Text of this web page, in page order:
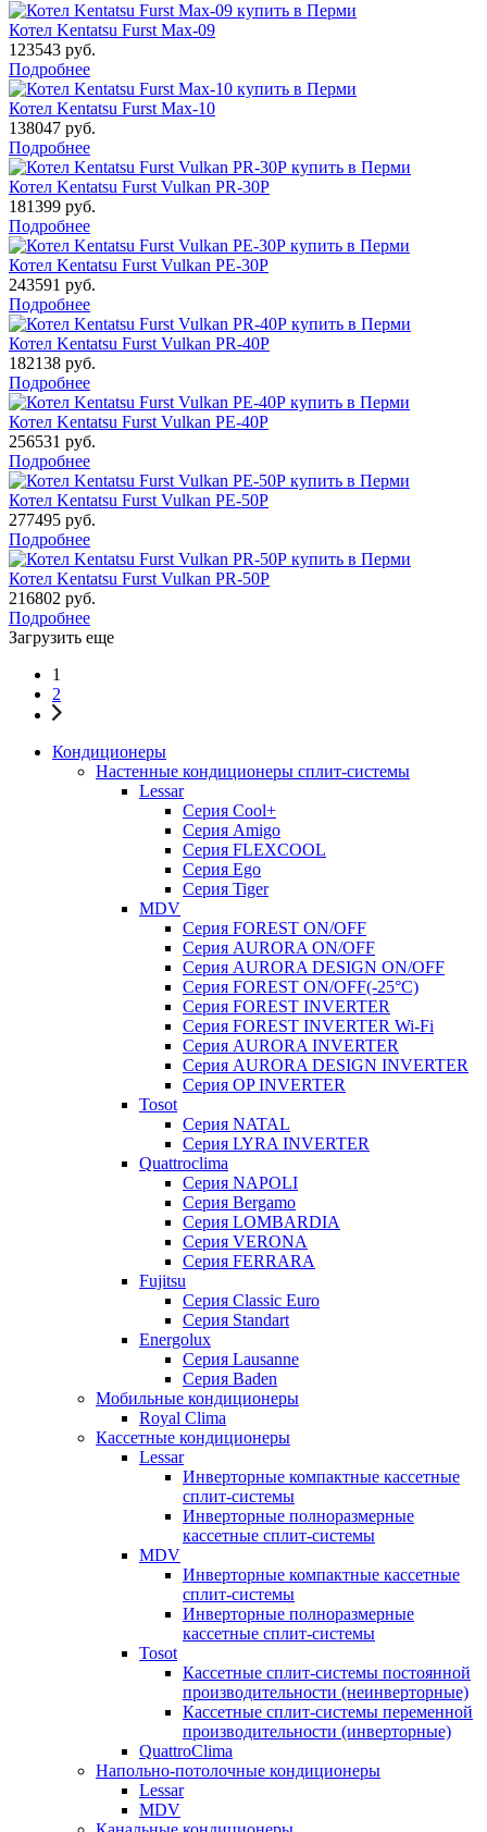
Котел Kentatsu Furst Max-09
123543 руб.
Подробнее
Котел Kentatsu Furst Max-10
138047 руб.
Подробнее
Котел Kentatsu Furst Vulkan PR-30Р
181399 руб.
Подробнее
Котел Kentatsu Furst Vulkan РЕ-30Р
243591 руб.
Подробнее
Котел Kentatsu Furst Vulkan РR-40Р
182138 руб.
Подробнее
Котел Kentatsu Furst Vulkan РЕ-40Р
256531 руб.
Подробнее
Котел Kentatsu Furst Vulkan РЕ-50Р
277495 руб.
Подробнее
Котел Kentatsu Furst Vulkan РR-50Р
216802 руб.
Подробнее
Загрузить еще
1
2
Кондиционеры
Настенные кондиционеры сплит-системы
Lessar
Серия Cool+
Серия Amigo
Серия FLEXCOOL
Серия Ego
Серия Tiger
MDV
Серия FOREST ON/OFF
Серия AURORA ON/OFF
Серия AURORA DESIGN ON/OFF
Серия FOREST ON/OFF(-25°C)
Серия FOREST INVERTER
Серия FOREST INVERTER Wi-Fi
Серия AURORA INVERTER
Серия AURORA DESIGN INVERTER
Серия OP INVERTER
Tosot
Серия NATAL
Серия LYRA INVERTER
Quattroclima
Серия NAPOLI
Серия Bergamo
Серия LOMBARDIA
Серия VERONA
Серия FERRARA
Fujitsu
Серия Classic Euro
Серия Standart
Energolux
Серия Lausanne
Серия Baden
Мобильные кондиционеры
Royal Clima
Кассетные кондиционеры
Lessar
Инверторные компактные кассетные
сплит-системы
Инверторные полноразмерные
кассетные сплит-системы
MDV
Инверторные компактные кассетные
сплит-системы
Инверторные полноразмерные
кассетные сплит-системы
Tosot
Кассетные сплит-системы постоянной
производительности (неинверторные)
Кассетные сплит-системы переменной
производительности (инверторные)
QuattroClima
Напольно-потолочные кондиционеры
Lessar
MDV